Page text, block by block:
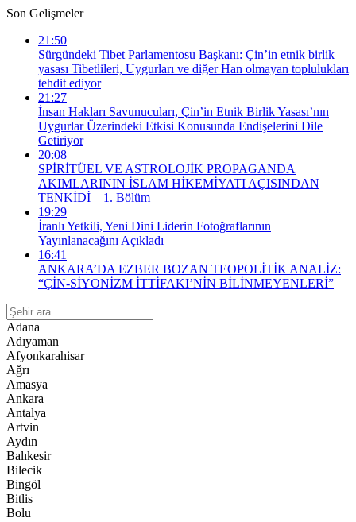
Son Gelişmeler
21:50
Sürgündeki Tibet Parlamentosu Başkanı: Çin’in etnik birlik
yasası Tibetlileri, Uygurları ve diğer Han olmayan toplulukları
tehdit ediyor
21:27
İnsan Hakları Savunucuları, Çin’in Etnik Birlik Yasası’nın
Uygurlar Üzerindeki Etkisi Konusunda Endişelerini Dile
Getiriyor
20:08
SPİRİTÜEL VE ASTROLOJİK PROPAGANDA
AKIMLARININ İSLAM HİKEMİYATI AÇISINDAN
TENKİDİ – 1. Bölüm
19:29
İranlı Yetkili, Yeni Dini Liderin Fotoğraflarının
Yayınlanacağını Açıkladı
16:41
ANKARA’DA EZBER BOZAN TEOPOLİTİK ANALİZ:
“ÇİN-SİYONİZM İTTİFAKI’NİN BİLİNMEYENLERİ”
Adana
Adıyaman
Afyonkarahisar
Ağrı
Amasya
Ankara
Antalya
Artvin
Aydın
Balıkesir
Bilecik
Bingöl
Bitlis
Bolu